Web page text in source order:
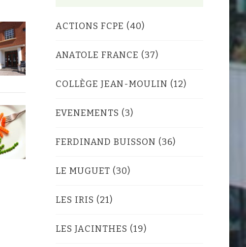
ACTIONS FCPE (40)
ANATOLE FRANCE (37)
COLLÈGE JEAN-MOULIN (12)
EVENEMENTS (3)
FERDINAND BUISSON (36)
LE MUGUET (30)
LES IRIS (21)
LES JACINTHES (19)